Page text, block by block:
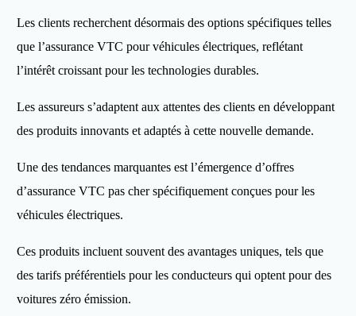
Les clients recherchent désormais des options spécifiques telles
que l’assurance VTC pour véhicules électriques, reflétant
l’intérêt croissant pour les technologies durables.
Les assureurs s’adaptent aux attentes des clients en développant
des produits innovants et adaptés à cette nouvelle demande.
Une des tendances marquantes est l’émergence d’offres
d’assurance VTC pas cher spécifiquement conçues pour les
véhicules électriques.
Ces produits incluent souvent des avantages uniques, tels que
des tarifs préférentiels pour les conducteurs qui optent pour des
voitures zéro émission.